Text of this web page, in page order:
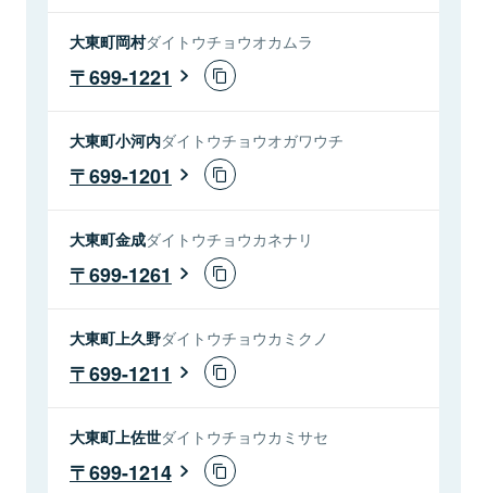
大東町岡村ダイトウチョウオカムラ
699-1221
大東町小河内ダイトウチョウオガワウチ
699-1201
大東町金成ダイトウチョウカネナリ
699-1261
大東町上久野ダイトウチョウカミクノ
699-1211
大東町上佐世ダイトウチョウカミサセ
699-1214